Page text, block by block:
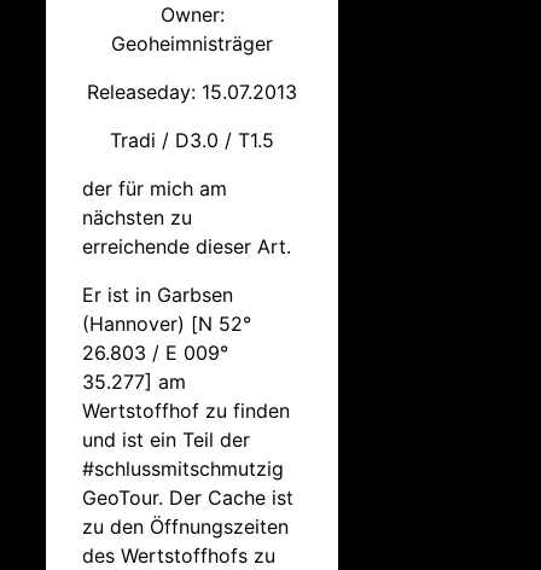
Owner:
Geoheimnisträger
Releaseday: 15.07.2013
Tradi / D3.0 / T1.5
der für mich am
nächsten zu
erreichende dieser Art.
Er ist in Garbsen
(Hannover) [N 52°
26.803 / E 009°
35.277] am
Wertstoffhof zu finden
und ist ein Teil der
#schlussmitschmutzig
GeoTour. Der Cache ist
zu den Öffnungszeiten
des Wertstoffhofs zu